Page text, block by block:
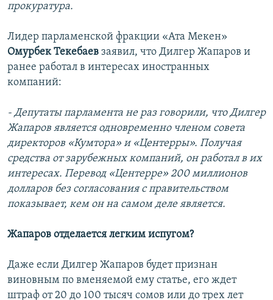
прокуратура.
Лидер парламенской фракции «Ата Мекен»
Омурбек Текебаев заявил, что Дилгер Жапаров и
ранее работал в интересах иностранных
компаний:
- Депутаты парламента не раз говорили, что Дилгер
Жапаров является одновременно членом совета
директоров «Кумтора» и «Центерры». Получая
средства от зарубежных компаний, он работал в их
интересах. Перевод «Центерре» 200 миллионов
долларов без согласования с правительством
показывает, кем он на самом деле является.
Жапаров отделается легким испугом?
Даже если Дилгер Жапаров будет признан
виновным по вменяемой ему статье, его ждет
штраф от 20 до 100 тысяч сомов или до трех лет